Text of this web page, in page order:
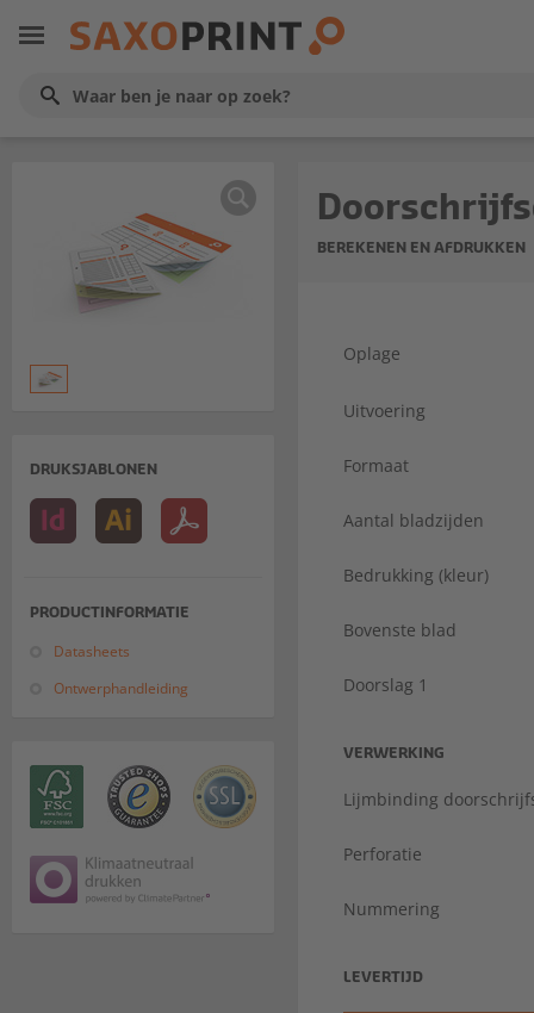
DRUKSJABLONEN
PRODUCTINFORMATIE
Datasheets
Ontwerphandleiding
BEREKENEN EN AFDRUKKEN
Oplage
Uitvoering
Formaat
Aantal bladzijden
Bedrukking (kleur)
Bovenste blad
Doorslag 1
VERWERKING
Lijmbinding
Perforatie
Nummering
LEVERTIJD